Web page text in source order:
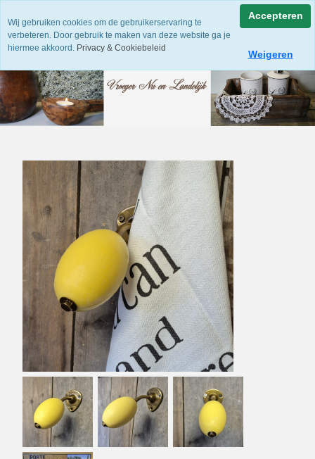
Wij gebruiken cookies om de gebruikerservaring te
verbeteren. Door gebruik te maken van deze website ga je
hiermee akkoord. Privacy & Cookiebeleid
Accepteren
Weigeren